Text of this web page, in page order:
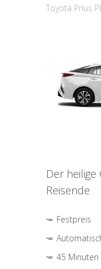
Toyota Prius
Der
Reisende
Festpreis
45